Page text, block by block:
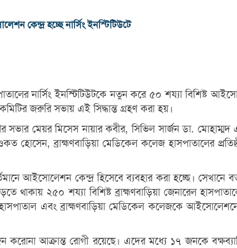
কেন্দ্র হচ্ছে নার্সিং ইনস্টিটিউটে
নার্সিং ইনস্টিটিউটকে নতুন করে ৫০ শয্যা বিশিষ্ট
জরুরি সভায় এই সিদ্ধান্ত গ্রহণ করা হয়।
মেয়র মিসেস নায়ার কবীর, সিভিল সার্জন ডা. মোহাম্মদ
হোসেন, ব্রাহ্মণবাড়িয়া মেডিকেল কলেজ হাসপাতালের
আইসোলেশন কেন্দ্র হিসেবে ব্যবহার করা হচ্ছে। সেখানে
থাকায় ২৫০ শয্যা বিশিষ্ট ব্রাহ্মণবাড়িয়া জেনারেল
এবং ব্রাহ্মণবাড়িয়া মেডিকেল কলেজকে
আক্রান্ত রোগী রয়েছে। এদের মধ্যে ১৭ জনকে